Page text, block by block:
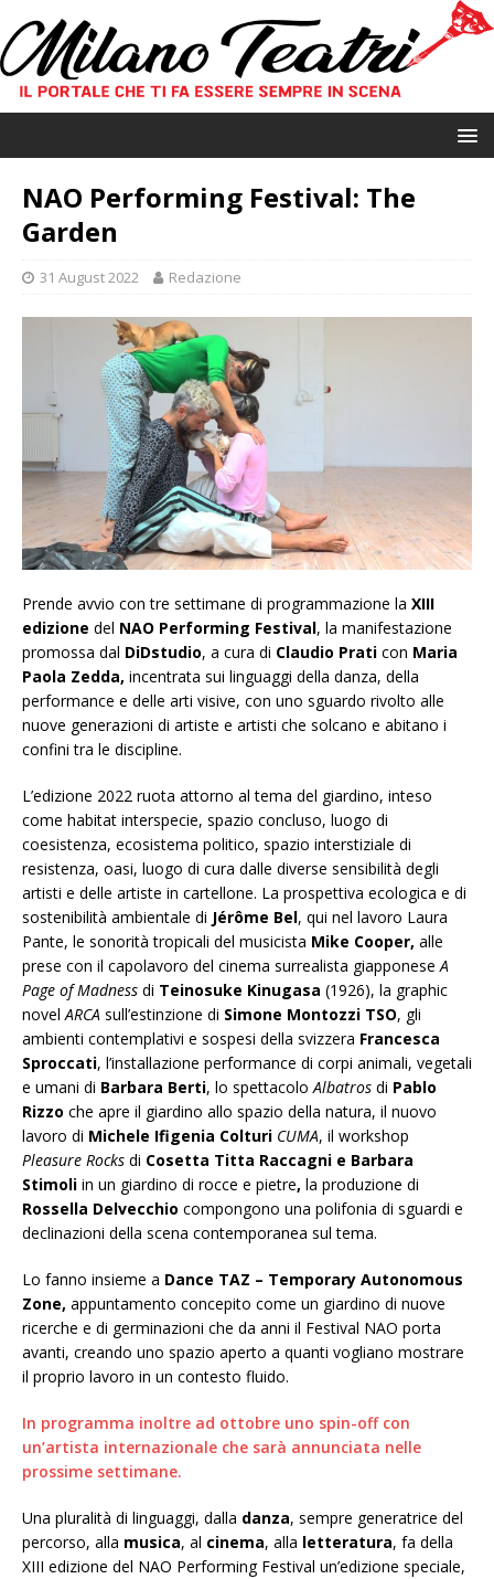
NAO Performing Festival: The
Garden
31 August 2022 Redazione
Prende avvio con tre settimane di programmazione la XIII
edizione del NAO Performing Festival, la manifestazione
promossa dal DiDstudio, a cura di Claudio Prati con Maria
Paola Zedda, incentrata sui linguaggi della danza, della
performance e delle arti visive, con uno sguardo rivolto alle
nuove generazioni di artiste e artisti che solcano e abitano i
confini tra le discipline.
L’edizione 2022 ruota attorno al tema del giardino, inteso
come habitat interspecie, spazio concluso, luogo di
coesistenza, ecosistema politico, spazio interstiziale di
resistenza, oasi, luogo di cura dalle diverse sensibilità degli
artisti e delle artiste in cartellone. La prospettiva ecologica e di
sostenibilità ambientale di Jérôme Bel, qui nel lavoro Laura
Pante, le sonorità tropicali del musicista Mike Cooper, alle
prese con il capolavoro del cinema surrealista giapponeseA
Page of Madness di Teinosuke Kinugasa (1926), la graphic
novelARCA sull’estinzione di Simone Montozzi TSO, gli
ambienti contemplativi e sospesi della svizzera Francesca
Sproccati, l’installazione performance di corpi animali, vegetali
e umani di Barbara Berti, lo spettacoloAlbatros di Pablo
Rizzo che apre il giardino allo spazio della natura, il nuovo
lavoro di Michele Ifigenia Colturi CUMA, il workshop
Pleasure Rocks di Cosetta Titta Raccagni e Barbara
Stimoli in un giardino di rocce e pietre, la produzione di
Rossella Delvecchio compongono una polifonia di sguardi e
declinazioni della scena contemporanea sul tema.
Lo fanno insieme a Dance TAZ – Temporary Autonomous
Zone, appuntamento concepito come un giardino di nuove
ricerche e di germinazioni che da anni il Festival NAO porta
avanti, creando uno spazio aperto a quanti vogliano mostrare
il proprio lavoro in un contesto fluido.
In programma inoltre ad ottobre uno spin-off con
un’artista internazionale che sarà annunciata nelle
prossime settimane.
Una pluralità di linguaggi, dalla danza, sempre generatrice del
percorso, alla musica, al cinema, alla letteratura, fa della
XIII edizione del NAO Performing Festival un’edizione speciale,